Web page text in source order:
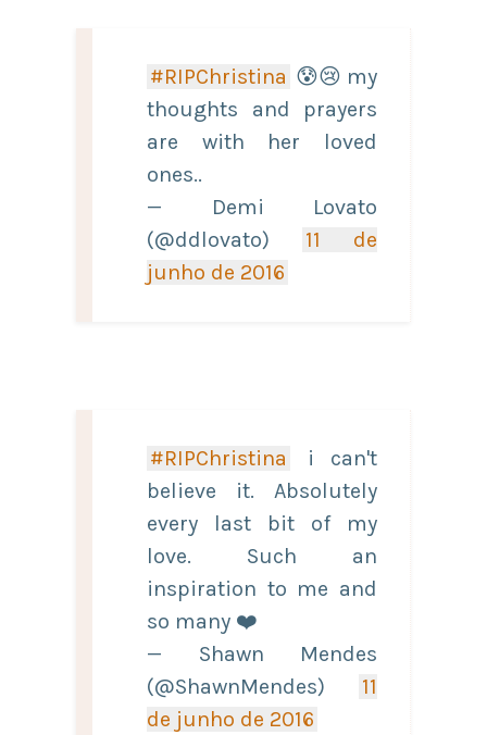
#RIPChristina 😰😢 my
thoughts and prayers
are with her loved
ones..
— Demi Lovato
(@ddlovato)
11 de
junho de 2016
#RIPChristina
i can't
believe it. Absolutely
every last bit of my
love. Such an
inspiration to me and
so many ❤️
— Shawn Mendes
(@ShawnMendes)
11
de junho de 2016